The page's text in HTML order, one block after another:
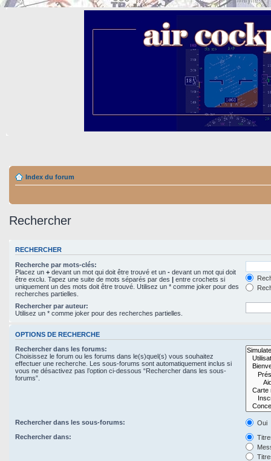
Index du forum
Rechercher
RECHERCHER
Recherche par mots-clés:
Placez un + devant un mot qui doit être trouvé et un - devant un mot qui doit
être exclu. Tapez une suite de mots séparés par des | entre crochets si
uniquement un des mots doit être trouvé. Utilisez un * comme joker pour des
recherches partielles.
Rechercher par auteur:
Utilisez un * comme joker pour des recherches partielles.
OPTIONS DE RECHERCHE
Rechercher dans les forums:
Choisissez le forum ou les forums dans le(s)quel(s) vous souhaitez
effectuer une recherche. Les sous-forums sont automatiquement inclus si
vous ne désactivez pas l’option ci-dessous “Rechercher dans les sous-
forums”.
Rechercher dans les sous-forums:
Oui
Rechercher dans: